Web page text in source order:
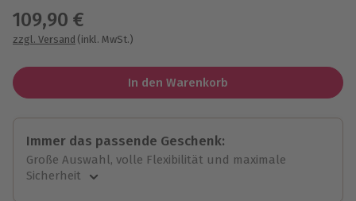
109,90 €
zzgl. Versand (inkl. MwSt.)
In den Warenkorb
Immer das passende Geschenk:
Große Auswahl, volle Flexibilität und maximale
Sicherheit